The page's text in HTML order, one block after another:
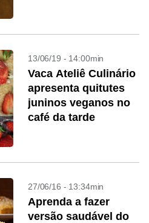
13/06/19 - 14:00min
Vaca Ateliê Culinário
apresenta quitutes
juninos veganos no
café da tarde
27/06/16 - 13:34min
Aprenda a fazer
versão saudável do